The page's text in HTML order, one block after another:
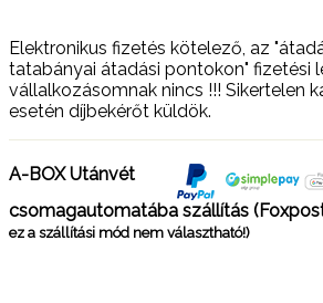
Elektronikus fizetés kötelező, az
tatabányai átadási pontokon" fizetési
vállalkozásomnak nincs !!! Sikertelen
esetén díjbekérőt küldök.
A-BOX Utánvét
csomagautomatába szállítás
ez a szállítási mód nem választható!)